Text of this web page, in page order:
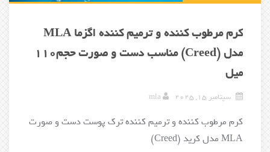
کرم مرطوب کننده و ترمیم کننده اگزما MLA
مدل (Creed) مناسب دست و صورت حجم110
میل
سپتامبر 15, 2025 mla
کرم مرطوب کننده و ترمیم کننده ترک پوست دست و صورت
MLA مدل کرید (Creed)